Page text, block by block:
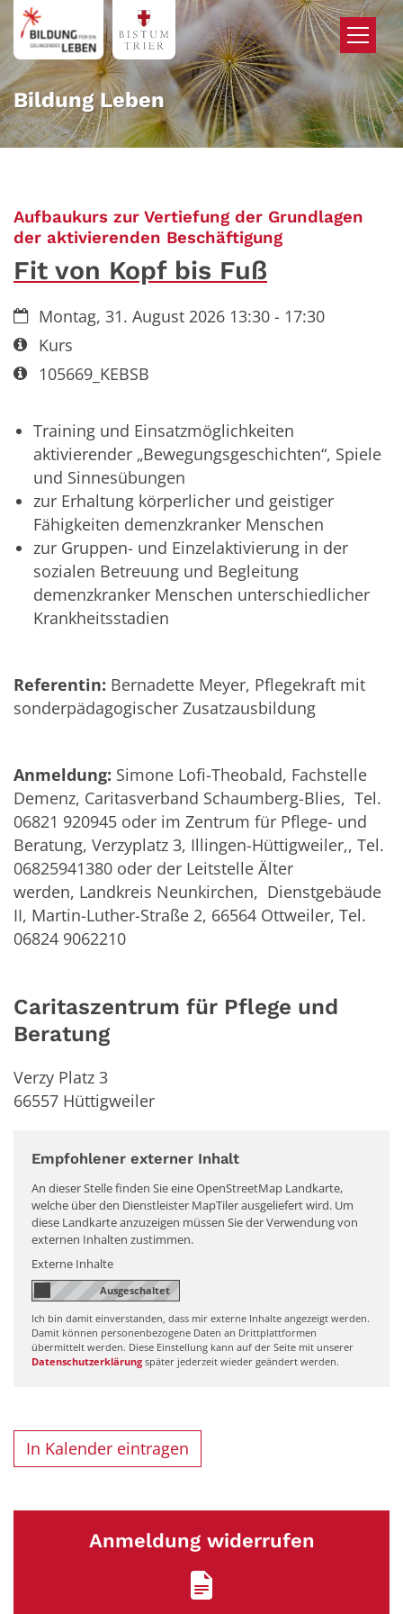
Zum Inhalt springen
Bildung Leben
Aufbaukurs zur Vertiefung der Grundlagen
der aktivierenden Beschäftigung:
Fit von Kopf bis Fuß
Datum:Montag, 31. August 2026 13:30 - 17:30
Art bzw. Nummer:
Kurs
Art bzw. Nummer:
105669_KEBSB
Training und Einsatzmöglichkeiten
aktivierender „Bewegungsgeschichten“, Spiele
und Sinnesübungen
zur Erhaltung körperlicher und geistiger
Fähigkeiten demenzkranker Menschen
zur Gruppen- und Einzelaktivierung in der
sozialen Betreuung und Begleitung
demenzkranker Menschen unterschiedlicher
Krankheitsstadien
Referentin: Bernadette Meyer, Pflegekraft mit
sonderpädagogischer Zusatzausbildung
Anmeldung: Simone Lofi-Theobald, Fachstelle
Demenz, Caritasverband Schaumberg-Blies, Tel.
06821 920945 oder im Zentrum für Pflege- und
Beratung, Verzyplatz 3, Illingen-Hüttigweiler,, Tel.
06825941380 oder der Leitstelle Älter
werden, Landkreis Neunkirchen, Dienstgebäude
II, Martin-Luther-Straße 2, 66564 Ottweiler, Tel.
06824 9062210
Caritaszentrum für Pflege und
Beratung
Verzy Platz 3
66557 Hüttigweiler
Empfohlener externer Inhalt
An dieser Stelle finden Sie eine OpenStreetMap Landkarte,
welche über den Dienstleister MapTiler ausgeliefert wird. Um
diese Landkarte anzuzeigen müssen Sie der Verwendung von
externen Inhalten zustimmen.
Externe Inhalte
Ich bin damit einverstanden, dass mir externe Inhalte angezeigt werden.
Damit können personenbezogene Daten an Drittplattformen
übermittelt werden. Diese Einstellung kann auf der Seite mit unserer
Datenschutzerklärung später jederzeit wieder geändert werden.
In Kalender eintragen
Anmeldung widerrufen